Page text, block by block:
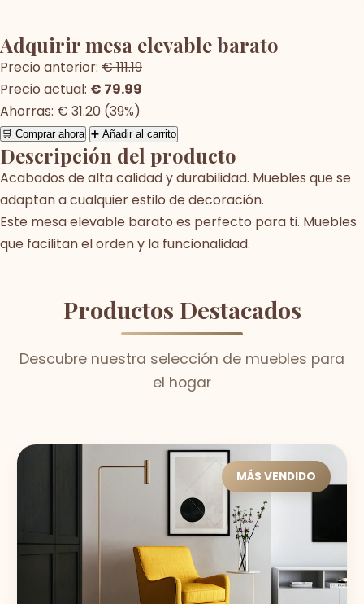
Adquirir mesa elevable barato
Precio anterior: € 111.19
Precio actual: € 79.99
Ahorras: € 31.20 (39%)
🛒 Comprar ahora ➕ Añadir al carrito
Descripción del producto
Acabados de alta calidad y durabilidad. Muebles que se
adaptan a cualquier estilo de decoración.
Este mesa elevable barato es perfecto para ti. Muebles
que facilitan el orden y la funcionalidad.
Productos Destacados
Descubre nuestra selección de muebles para
el hogar
MÁS VENDIDO